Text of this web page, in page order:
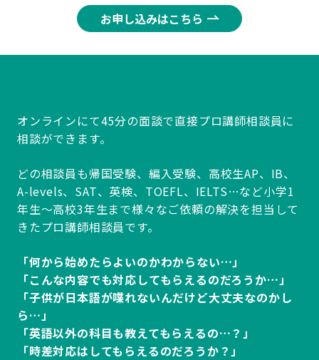
お申し込みはこちら
オンラインにて45分の面談で直接プロ講師相談員に
相談ができます。
どの相談員も帰国受験、編入受験、高校生AP、IB、
A-levels、SAT、英検、TOEFL、IELTS…など小学1
年生～高校3年生まで様々なご依頼の解決を担当して
きたプロ講師相談員です。
「何から始めたらよいのかわからない…」
「こんな内容でも対応してもらえるのだろうか…」
「子供が日本語が喋れないんだけど大丈夫なのかし
ら…」
「英語以外の科目も教えてもらえるの…？」
「時差対応はしてもらえるのだろうか？」